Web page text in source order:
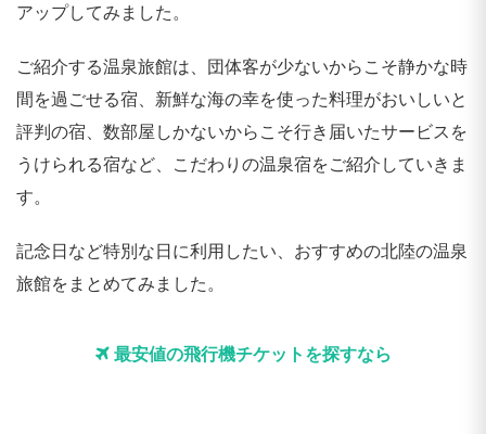
アップしてみました。
ご紹介する温泉旅館は、団体客が少ないからこそ静かな時
間を過ごせる宿、新鮮な海の幸を使った料理がおいしいと
評判の宿、数部屋しかないからこそ行き届いたサービスを
うけられる宿など、こだわりの温泉宿をご紹介していきま
す。
記念日など特別な日に利用したい、おすすめの北陸の温泉
旅館をまとめてみました。
最安値の飛行機チケットを探すなら